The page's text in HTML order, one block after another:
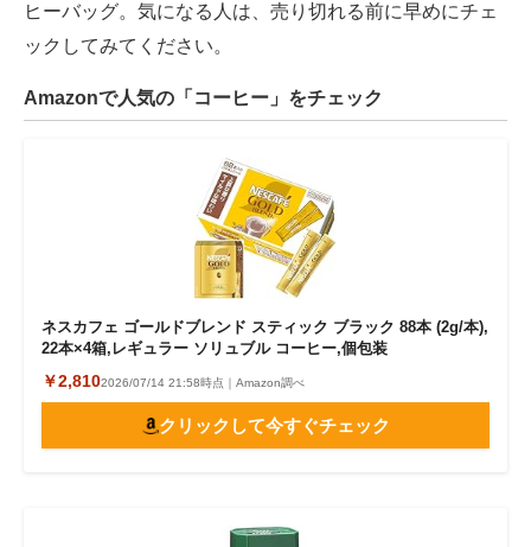
ヒーバッグ。気になる人は、売り切れる前に早めにチェ
ックしてみてください。
Amazonで人気の「コーヒー」をチェック
ネスカフェ ゴールドブレンド スティック ブラック 88本 (2g/本),
22本×4箱,レギュラー ソリュブル コーヒー,個包装
￥2,8102026/07/14 21:58時点｜Amazon調べ
クリックして今すぐチェック